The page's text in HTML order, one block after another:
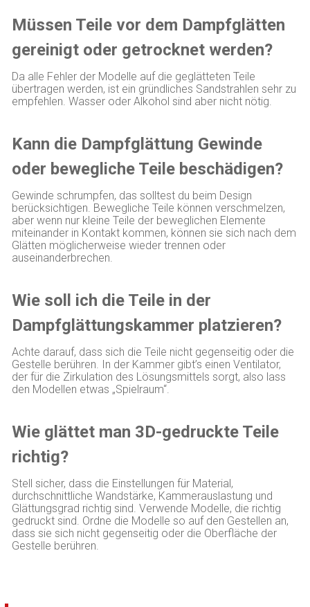
Müssen Teile vor dem Dampfglätten
gereinigt oder getrocknet werden?
Da alle Fehler der Modelle auf die geglätteten Teile
übertragen werden, ist ein gründliches Sandstrahlen sehr zu
empfehlen. Wasser oder Alkohol sind aber nicht nötig.
Kann die Dampfglättung Gewinde
oder bewegliche Teile beschädigen?
Gewinde schrumpfen, das solltest du beim Design
berücksichtigen. Bewegliche Teile können verschmelzen,
aber wenn nur kleine Teile der beweglichen Elemente
miteinander in Kontakt kommen, können sie sich nach dem
Glätten möglicherweise wieder trennen oder
auseinanderbrechen.
Wie soll ich die Teile in der
Dampfglättungskammer platzieren?
Achte darauf, dass sich die Teile nicht gegenseitig oder die
Gestelle berühren. In der Kammer gibt’s einen Ventilator,
der für die Zirkulation des Lösungsmittels sorgt, also lass
den Modellen etwas „Spielraum“.
Wie glättet man 3D-gedruckte Teile
richtig?
Stell sicher, dass die Einstellungen für Material,
durchschnittliche Wandstärke, Kammerauslastung und
Glättungsgrad richtig sind. Verwende Modelle, die richtig
gedruckt sind. Ordne die Modelle so auf den Gestellen an,
dass sie sich nicht gegenseitig oder die Oberfläche der
Gestelle berühren.